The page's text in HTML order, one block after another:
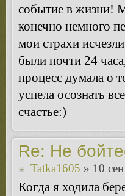
событие в жизни!
конечно немного
мои страхи
были почти 24
процесс думала о
успела осознать
счастье:)
Re: Не
Tatka1605 » 10
Когда я ходила